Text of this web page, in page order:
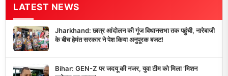
LATEST NEWS
Jharkhand: छात्र आंदोलन की गूंज विधानसभा तक पहुंची, नारेबाजी
के बीच हेमंत सरकार ने पेश किया अनुपूरक बजट!
Bihar: GEN-Z पर जदयू की नजर, युवा टीम को मिला ‘मिशन